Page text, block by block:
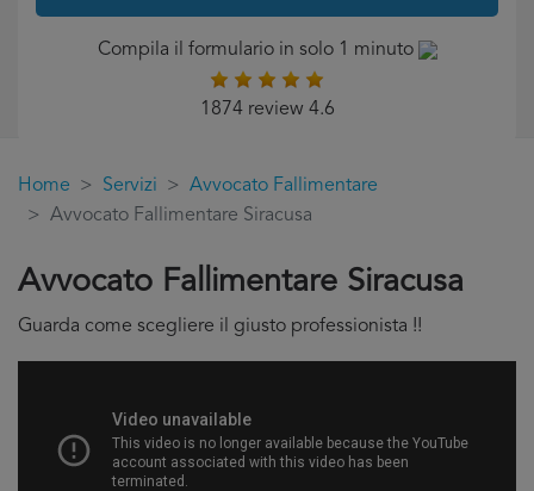
Compila il formulario in solo 1 minuto
1874 review 4.6
Home Servizi
Avvocato Fallimentare
Avvocato Fallimentare Siracusa
Avvocato Fallimentare Siracusa
Guarda come scegliere il giusto professionista !!